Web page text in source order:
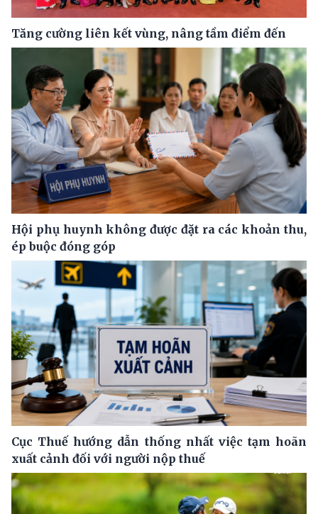
Tăng cường liên kết vùng, nâng tầm điểm đến
Hội phụ huynh không được đặt ra các khoản thu,
ép buộc đóng góp
Cục Thuế hướng dẫn thống nhất việc tạm hoãn
xuất cảnh đối với người nộp thuế